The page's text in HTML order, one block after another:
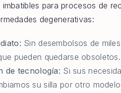
para procesos de
degenerativas:
Sin desembolsos de
pueden quedarse obsoletos.
de tecnología: Si sus
su silla por otro